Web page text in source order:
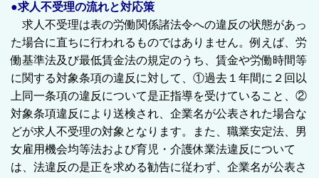
●求人不受理の流れと対応策
求人不受理は表の労働関係諸法令への違反の状態があっ
た場合に直ちに行われるものではありません。例えば、労
働基準法及び最低賃金法の規定のうち、賃金や労働時間等
に関する対象条項の違反に対して、①過去１年間に２回以
上同一条項の違反について是正指導を受けていること、②
対象条項違反により送検され、企業名が公表された場合な
どが求人不受理の対象となります。また、職業安定法、男
女雇用機会均等法および育児・介護休業法違反について
は、法違反の是正を求める勧告に従わず、企業名が公表さ